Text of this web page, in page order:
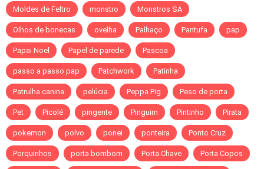
Moldes de Feltro monstro Monstros SA
Olhos de bonecas ovelha Palhaço Pantufa pap
Papai Noel Papel de parede Pascoa
passo a passo pap Patchwork Patinha
Patrulha canina pelúcia Peppa Pig Peso de porta
Pet Picolé pingente Pinguim Pintinho Pirata
pokemon polvo ponei ponteira Ponto Cruz
Porquinhos porta bombom Porta Chave Porta Copos